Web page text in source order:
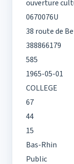
ouverture
0670076U
38 route de
388866179
585
1965-05-01
COLLEGE
67
44
15
Bas-Rhin
Public